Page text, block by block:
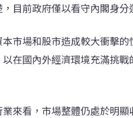
目前政府僅以看守內閣身分
市場和股市造成較大衝擊
在國內外經濟環境充滿挑
來看，市場整體仍處於明